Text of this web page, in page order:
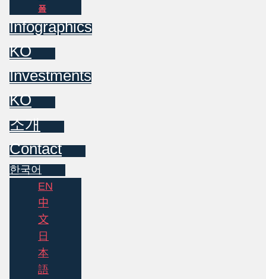
폼
Infographics
KO
Investments
KO
소개
Contact
한국어
EN
中
文
日
本
語